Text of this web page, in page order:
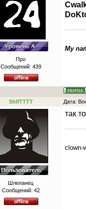
Про
Сообщений: 439
My
ShIfTTTT Дата:
Шлепанец
Сообщений: 42
так
clown-